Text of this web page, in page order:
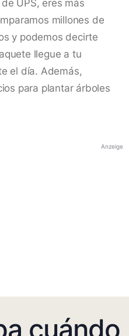
UPS, eres más
millones de
y podemos decirte
llegue a tu
el día. Además,
para plantar árboles
Anzeige
cuándo